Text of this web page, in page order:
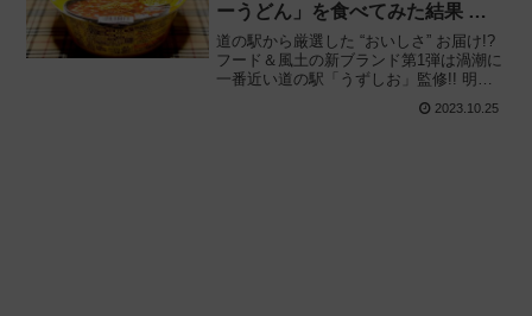
ーうどん」を食べてみた結果 →
味は悪くないけど‥‥
道の駅から厳選した “おいしさ” お届け!?
フード＆風土の新ブランド第1弾は渦潮に
一番近い道の駅「うずしお」監修!! 明星
しお 淡路島産たまねぎカレーうどん」を
2023.10.25